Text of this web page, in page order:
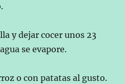
y dejar cocer unos 23
se evapore.
o con patatas al gusto.